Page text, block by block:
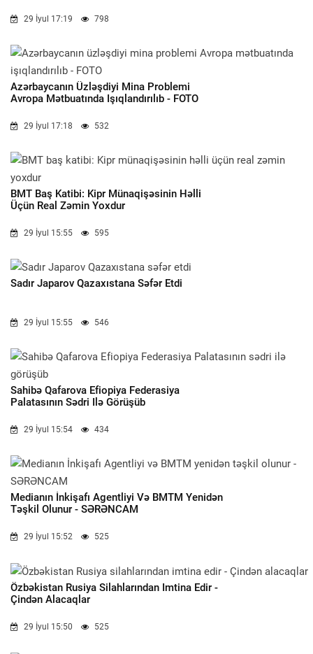
29 İyul 17:19 798
Azərbaycanın Üzləşdiyi Mina Problemi
Avropa Mətbuatında Işıqlandırılıb - FOTO
29 İyul 17:18 532
BMT Baş Katibi: Kipr Münaqişəsinin Həlli
Üçün Real Zəmin Yoxdur
29 İyul 15:55 595
Sadır Japarov Qazaxıstana Səfər Etdi
29 İyul 15:55 546
Sahibə Qafarova Efiopiya Federasiya
Palatasının Sədri Ilə Görüşüb
29 İyul 15:54 434
Medianın İnkişafı Agentliyi Və BMTM Yenidən
Təşkil Olunur - SƏRƏNCAM
29 İyul 15:52 525
Özbəkistan Rusiya Silahlarından Imtina Edir -
Çindən Alacaqlar
29 İyul 15:50 525